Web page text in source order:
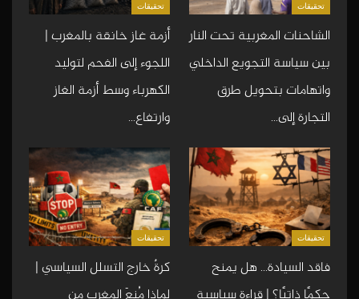
تحقيقات
الشاحنات المغربية تحت النار
بين سياسة التجويع الداخلي
واتهامات بتحويل طرق
التجارة إلى…
تحقيقات
أزمة غاز خانقة بالمغرب |
اللجوء إلى الفحم لتوليد
الكهرباء وسط أزمة الغاز
وارتفاع…
تحقيقات
فاقد السيادة… هل يمنح
تحقيقات
كرةٌ خارج التسلل السياسي |